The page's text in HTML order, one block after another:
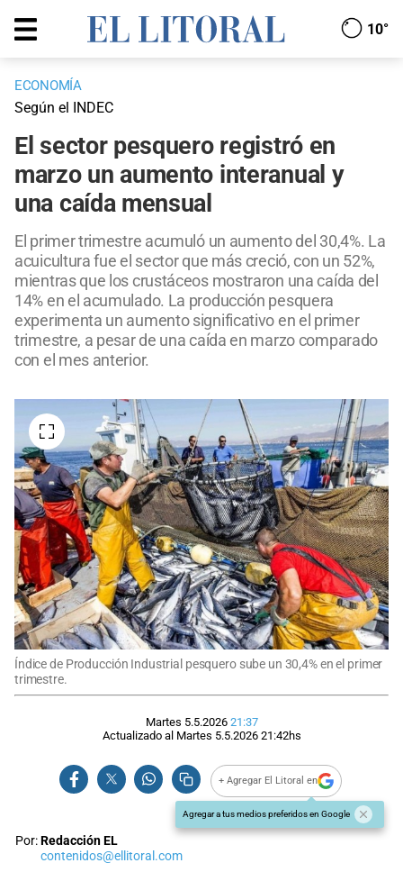
10°
ECONOMÍA
Según el INDEC
El sector pesquero registró en
marzo un aumento interanual y
una caída mensual
El primer trimestre acumuló un aumento del 30,4%. La
acuicultura fue el sector que más creció, con un 52%,
mientras que los crustáceos mostraron una caída del
14% en el acumulado. La producción pesquera
experimenta un aumento significativo en el primer
trimestre, a pesar de una caída en marzo comparado
con el mes anterior.
Índice de Producción Industrial pesquero sube un 30,4% en el primer
trimestre.
Martes 5.5.2026 21:37
Actualizado al Martes 5.5.2026 21:42hs
+ Agregar El Litoral en
Agregar a tus medios preferidos en Google
Por:Redacción EL
contenidos@ellitoral.com